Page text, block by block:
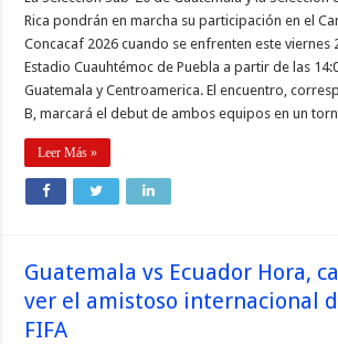
Rica pondrán en marcha su participación en el
Concacaf 2026 cuando se enfrenten este viernes
Estadio Cuauhtémoc de Puebla a partir de las
Guatemala y Centroamerica. El encuentro,
B, marcará el debut de ambos equipos en un
Leer Más »
Guatemala vs Ecuador Hora,
ver el amistoso internacional
FIFA